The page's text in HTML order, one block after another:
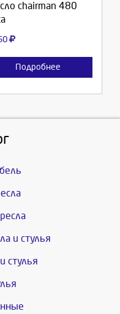
chairman 480
Подробнее
и стулья
стулья